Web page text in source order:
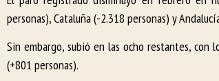
personas), Cataluña (-2.318 personas) y
Sin embargo, subió en las ocho restantes, con
(+801 personas).